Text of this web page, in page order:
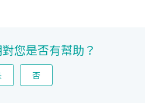
您是否有幫助？
否